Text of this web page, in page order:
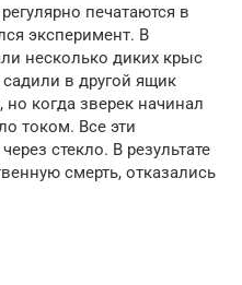
печатаются в
эксперимент. В
несколько диких крыс
в другой ящик
когда зверек начинал
током. Все эти
стекло. В результате
смерть, отказались